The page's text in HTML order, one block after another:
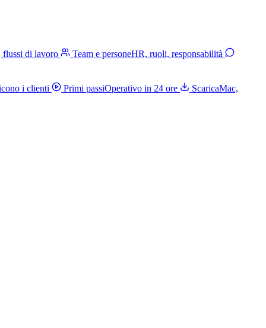
flussi di lavoro Team e personeHR, ruoli, responsabilità
i clienti Primi passiOperativo in 24 ore ScaricaMac,